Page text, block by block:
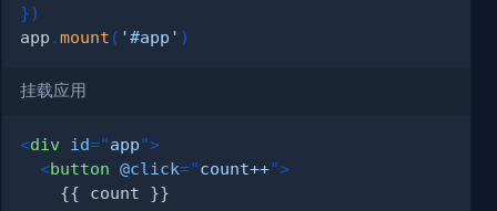
})
app .mount ( '#app' )
挂载应用
<div id="app">
<button @click="count++">